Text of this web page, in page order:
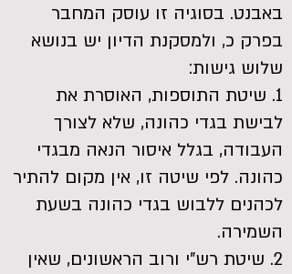
באבנט. בסוגיה זו עוסק המחבר
בפרק כ, ולמסקנת הדיון יש בנושא
שלוש גישות:
1. שיטת התוספות, האוסרת את
לבישת בגדי כהונה, שלא לצורך
העבודה, בגלל איסור הנאה מבגדי
כהונה. לפי שיטה זו, אין מקום להתיר
לכהנים ללבוש בגדי כהונה בשעת
השמירה.
2. שיטת רש"י ורוב הראשונים, שאין